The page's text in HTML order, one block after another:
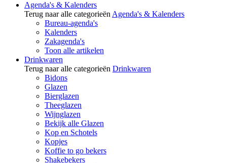
Agenda's & Kalenders
Terug naar alle categorieën Agenda's & Kalenders
Bureau-agenda's
Kalenders
Zakagenda's
Toon alle artikelen
Drinkwaren
Terug naar alle categorieën Drinkwaren
Bidons
Glazen
Bierglazen
Theeglazen
Wijnglazen
Bekijk alle Glazen
Kop en Schotels
Kopjes
Koffie to go bekers
Shakebekers